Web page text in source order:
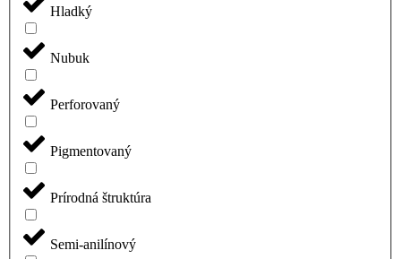
Hladký
Nubuk
Perforovaný
Pigmentovaný
Prírodná štruktúra
Semi-anilínový